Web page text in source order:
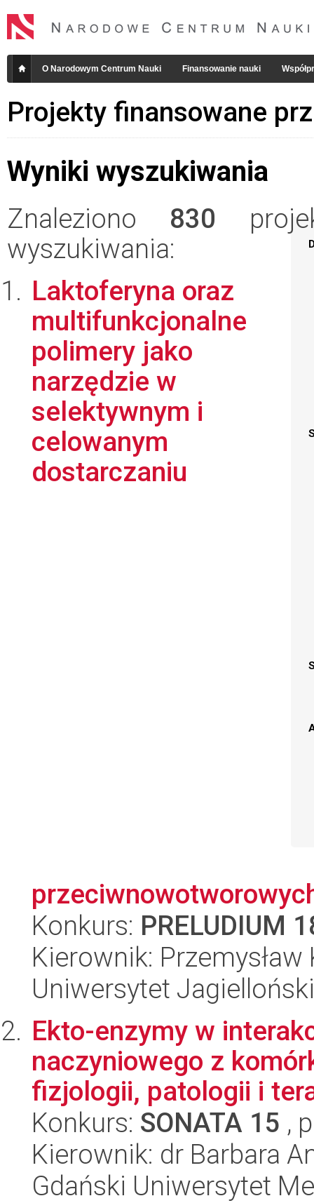
O Narodowym Centrum Nauki Finansowanie nauki
Projekty finansowane
Wyniki wyszukiwania
Znaleziono 830
wyszukiwania:
Laktoferyna oraz
multifunkcjonalne
polimery jako
narzędzie w
selektywnym i
celowanym
dostarczaniu
Konkurs: PRELUDIUM
Kierownik:
Uniwersytet
Ekto-enzymy w
naczyniowego z
fizjologii, patologii i
Konkurs: SONATA 15 ,
Kierownik: dr Barbara
Gdański Uniwersytet